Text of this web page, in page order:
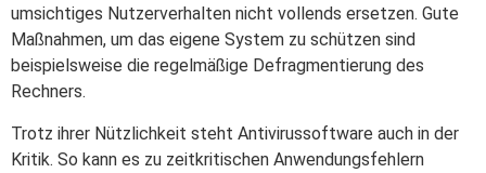
umsichtiges Nutzerverhalten nicht vollends ersetzen. Gute
Maßnahmen, um das eigene System zu schützen sind
beispielsweise die regelmäßige Defragmentierung des
Rechners.
Trotz ihrer Nützlichkeit steht Antivirussoftware auch in der
Kritik. So kann es zu zeitkritischen Anwendungsfehlern